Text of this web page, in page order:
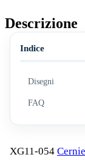
Descrizione
Indice
Disegni
FAQ
XG11-054